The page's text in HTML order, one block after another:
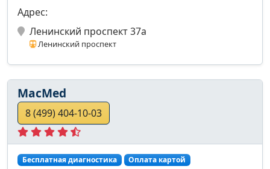
Адрес:
Ленинский проспект 37а
Ленинский проспект
MacMed
8 (499) 404-10-03
Бесплатная диагностика Оплата картой